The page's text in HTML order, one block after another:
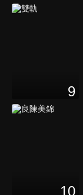
9
10